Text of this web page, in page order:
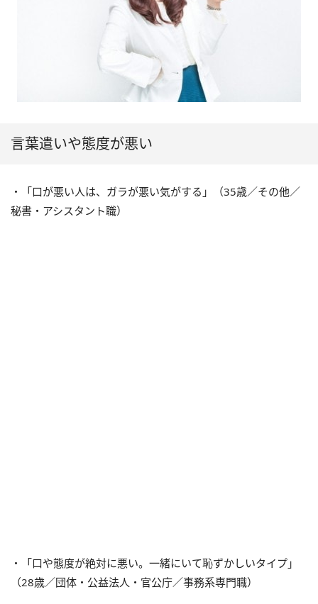
言葉遣いや態度が悪い
・「口が悪い人は、ガラが悪い気がする」（35歳／その他／
秘書・アシスタント職）
・「口や態度が絶対に悪い。一緒にいて恥ずかしいタイプ」
（28歳／団体・公益法人・官公庁／事務系専門職）